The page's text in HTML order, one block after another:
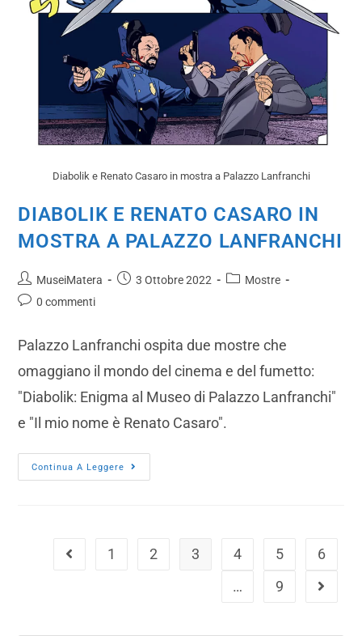
Diabolik e Renato Casaro in mostra a Palazzo Lanfranchi
DIABOLIK E RENATO CASARO IN
MOSTRA A PALAZZO LANFRANCHI
MuseiMatera 3 Ottobre 2022
Mostre
0 commenti
Palazzo Lanfranchi ospita due mostre che
omaggiano il mondo del cinema e del fumetto:
"Diabolik: Enigma al Museo di Palazzo Lanfranchi"
e "Il mio nome è Renato Casaro".
Continua A Leggere
1 2 3 4 5
6
…
9